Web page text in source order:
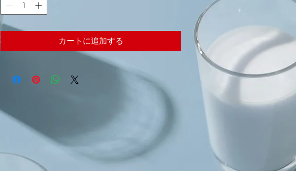
カートに追加する